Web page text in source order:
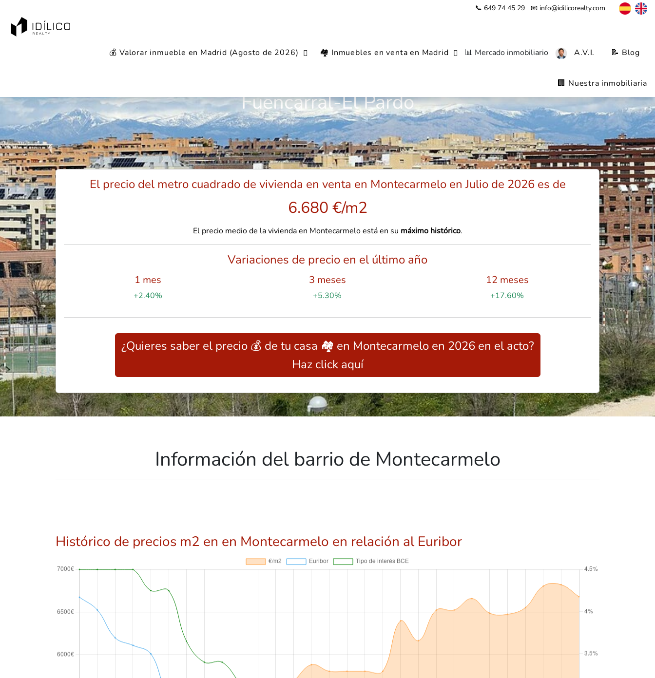
📞 649 74 45 29 📧 info@idilicorealty.com
💰 Valorar inmueble en Madrid (Agosto de 2026) 🏘️ Inmuebles en venta en Madrid 📊 Mercado inmobiliario A.V.I. 📝 Blog
🏢 Nuestra inmobiliaria
Fuencarral-El Pardo
El precio del metro cuadrado de vivienda en venta en Montecarmelo en Julio de 2026 es de
6.680 €/m2
El precio medio de la vivienda en Montecarmelo está en su máximo histórico.
Variaciones de precio en el último año
1 mes
+2.40%
3 meses
+5.30%
12 meses
+17.60%
¿Quieres saber el precio 💰 de tu casa 🏘️ en Montecarmelo en 2026 en el acto?
Haz click aquí
Información del barrio de Montecarmelo
Histórico de precios m2 en en Montecarmelo en relación al Euribor